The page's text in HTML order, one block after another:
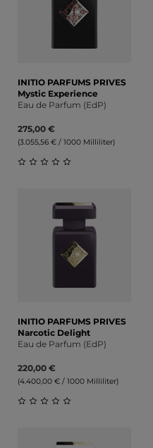
INITIO PARFUMS PRIVES
Mystic Experience
Eau de Parfum (EdP)
275,00 €
(3.055,56 € / 1000 Milliliter)
INITIO PARFUMS PRIVES
Narcotic Delight
Eau de Parfum (EdP)
220,00 €
(4.400,00 € / 1000 Milliliter)